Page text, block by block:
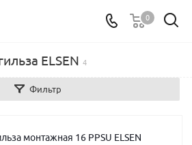
0
ELSEN 4
Фильтр
монтажная 16 PPSU ELSEN